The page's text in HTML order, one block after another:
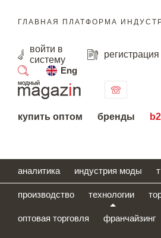
ГЛАВНАЯ ПЛАТФОРМА
войти в
систему
регистрация
Eng
поиск
купить оптом бренды
аналитика индустрия моды
производство технологии
оптовая торговля франчайзинг